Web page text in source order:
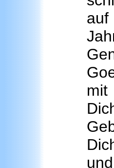
auf